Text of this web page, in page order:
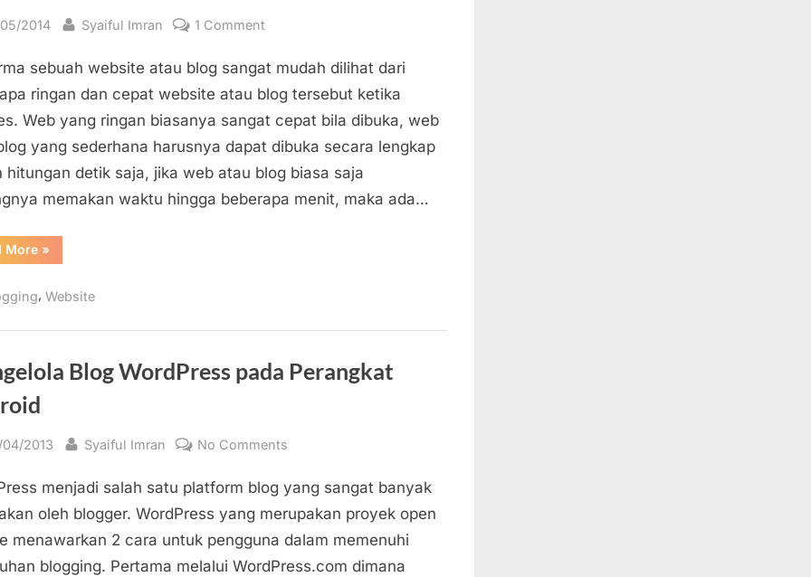
2014 By
Syaiful Imran 1 Comment
Umum
Loading
Website/Blog
Lambat
Berat
sebuah website atau blog sangat mudah dilihat dari
ringan dan cepat website atau blog tersebut ketika
Web yang ringan biasanya sangat cepat bila dibuka, web
yang sederhana harusnya dapat dibuka secara lengkap
hitungan detik saja, jika web atau blog biasa saja
memakan waktu hingga beberapa menit, maka ada…
More“Penyebab
Umum
Lambat
»
, Website
Blog WordPress pada Perangkat
2013 By
Syaiful Imran No Comments
Blog
WordPress
pada
menjadi salah satu platform blog yang sangat banyak
oleh blogger. WordPress yang merupakan proyek open
menawarkan 2 cara untuk pengguna dalam memenuhi
blogging. Pertama melalui WordPress.com dimana